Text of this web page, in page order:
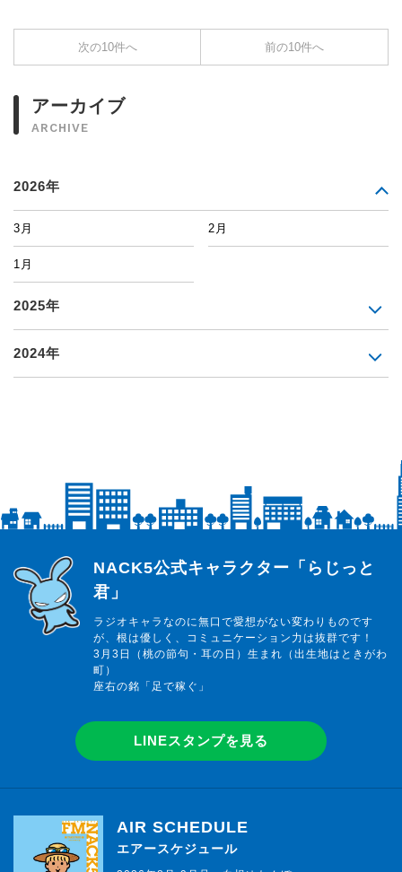
次の10件へ 前の10件へ
アーカイブ
ARCHIVE
2026年
3月 2月
1月
2025年
2024年
らじっと君
NACK5公式キャラクター「らじっと
君」
ラジオキャラなのに無口で愛想がない変わりものです
が、根は優しく、コミュニケーション力は抜群です！
3月3日（桃の節句・耳の日）生まれ（出生地はときがわ
町）
座右の銘「足で稼ぐ」
LINEスタンプを見る
AIR SCHEDULE
エアースケジュール